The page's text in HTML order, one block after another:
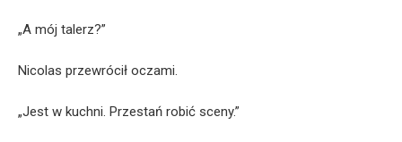
„A mój talerz?”
Nicolas przewrócił oczami.
„Jest w kuchni. Przestań robić sceny.”